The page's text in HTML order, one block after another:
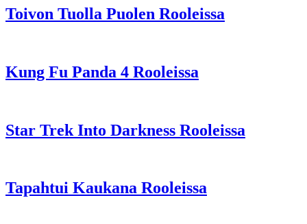
Toivon Tuolla Puolen Rooleissa
Kung Fu Panda 4 Rooleissa
Star Trek Into Darkness Rooleissa
Tapahtui Kaukana Rooleissa